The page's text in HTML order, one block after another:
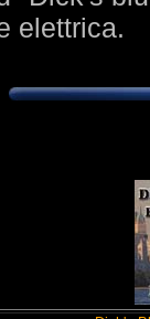
elettrica.